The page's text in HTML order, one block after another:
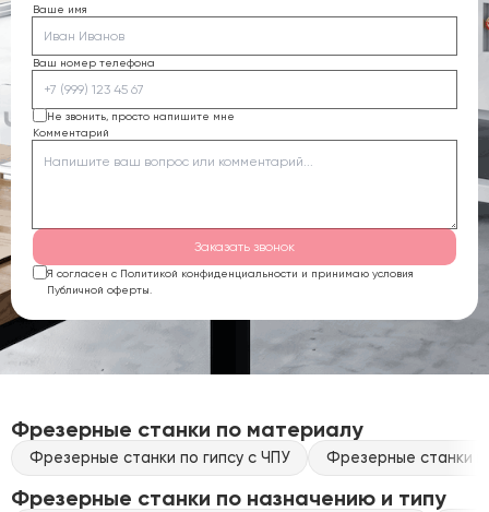
Ваше имя
Ваш номер телефона
Не звонить, просто напишите мне
Комментарий
Заказать звонок
Я согласен с Политикой конфиденциальности и принимаю условия
Публичной оферты.
Фрезерные станки по материалу
Фрезерные станки по гипсу с ЧПУ Фрезерные станки
Фрезерные станки по назначению и типу